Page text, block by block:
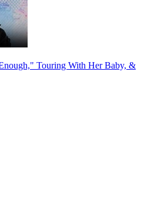
Touring With Her Baby, &